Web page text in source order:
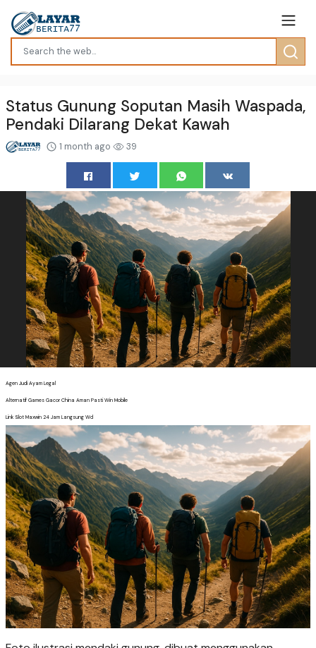
Status Gunung Soputan Masih Waspada,
Pendaki Dilarang Dekat Kawah
1 month ago 39
Agen Judi Ayam Legal
Alternatif Games Gacor China Aman Pasti Win Mobile
Link Slot Maxwin 24 Jam Langsung Wd